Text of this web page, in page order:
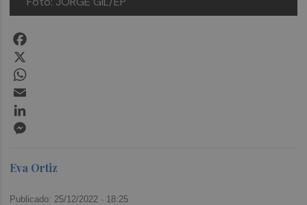
Eva Ortiz
Publicado: 25/12/2022 · 18:25